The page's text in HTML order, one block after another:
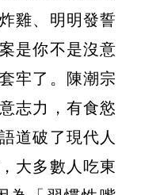
雞、明明發誓
是你不是沒意
牢了。陳潮宗
志力，有食慾
道破了現代人
大多數人吃東